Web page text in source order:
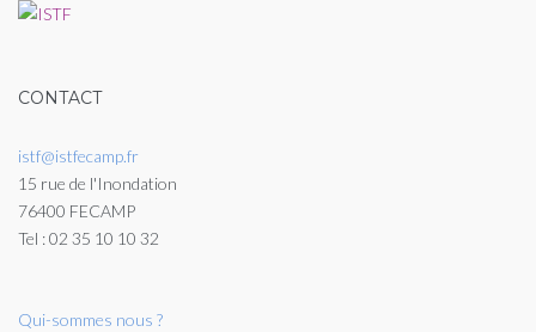
CONTACT
istf@istfecamp.fr
15 rue de l'Inondation
76400 FECAMP
Tel : 02 35 10 10 32
Qui-sommes nous ?